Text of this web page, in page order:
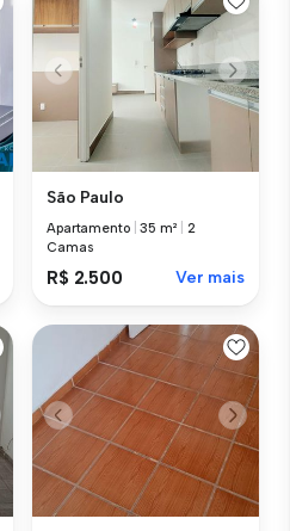
São Paulo
Apartamento |35 m²
2
Camas
R$ 2.500 Ver mais